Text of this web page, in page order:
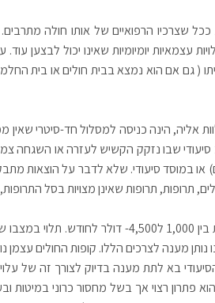
ככל שצרכיו הרפואיים של אותו חולה
( גם אם הוא נמצא בבית חולים או בית
אליה, הינה כניסה למסלול חד-סיטרי
או במוסד סיעודי. שלא לדבר על הוצאות
תרופות, תרופות שאינן מצויות בסל
ההערכה היא שמדובר בעלויות שנעות בין
נותן מענה לצרכים הללו. קופות החולים
בא לתת מענה בדיוק לצורך זה של
פתרון רצוי אך בשל מחסור כרוני במיטות